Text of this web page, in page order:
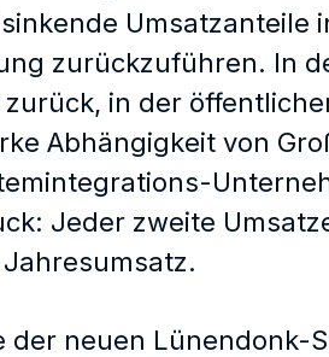
Umsatzanteile
zurückzuführen. In
zurück, in der
Abhängigkeit von
Jeder zweite
der neuen Lünendonk-